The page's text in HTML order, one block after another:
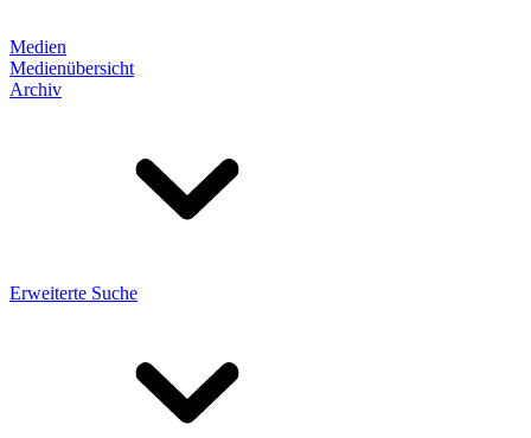
Medien
Medienübersicht
Archiv
Erweiterte Suche